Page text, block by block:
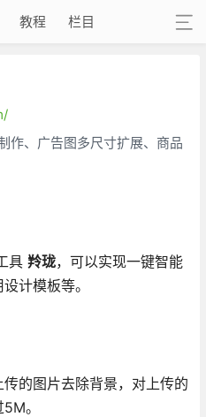
教程 栏目
作、广告图多尺寸扩展、商品
具 羚珑，可以实现一键智能
计模板等。
的图片去除背景，对上传的
。